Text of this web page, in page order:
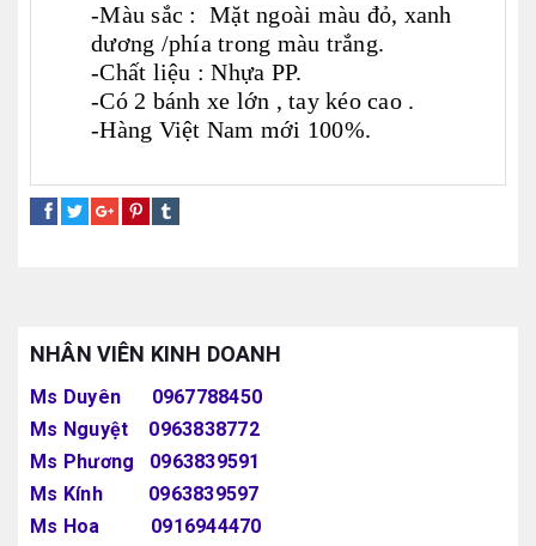
-Màu sắc : Mặt ngoài màu đỏ, xanh
dương /phía trong màu trắng.
-Chất liệu : Nhựa PP.
-Có 2 bánh xe lớn , tay kéo cao .
-Hàng Việt Nam mới 100%.
NHÂN VIÊN KINH DOANH
Ms Duyên 0967788450
Ms Nguyệt 0963838772
Ms Phương 0963839591
Ms Kính 0963839597
Ms Hoa 0916944470